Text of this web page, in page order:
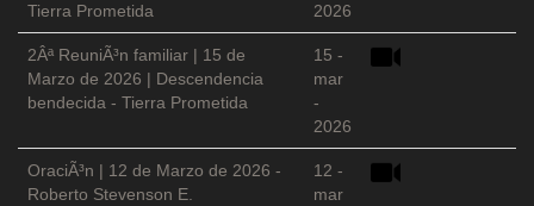
Tierra Prometida
2026
2Âª ReuniÃ³n familiar | 15 de
Marzo de 2026 | Descendencia
bendecida - Tierra Prometida
15 -
mar
-
2026
OraciÃ³n | 12 de Marzo de 2026 -
Roberto Stevenson E.
12 -
mar